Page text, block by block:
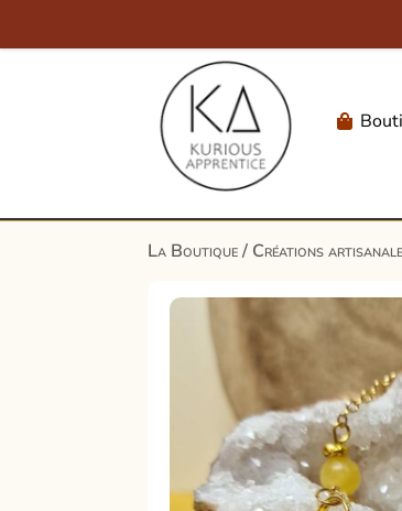

La Boutique/ Créations